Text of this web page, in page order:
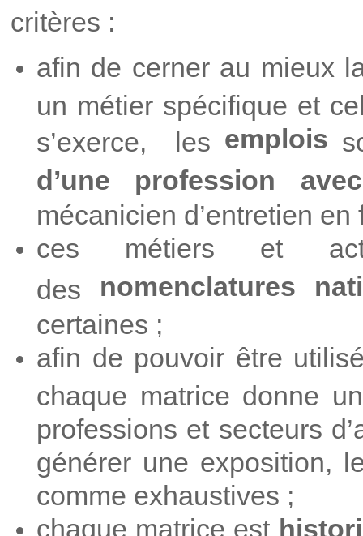
critères :
afin de cerner au mieux
un métier spécifique et
s’exerce, les emplois
d’une profession
mécanicien d’entretien
ces métiers et
des nomenclatures
certaines ;
afin de pouvoir être
chaque matrice donne
professions et secteurs
générer une exposition,
comme exhaustives ;
chaque matrice est